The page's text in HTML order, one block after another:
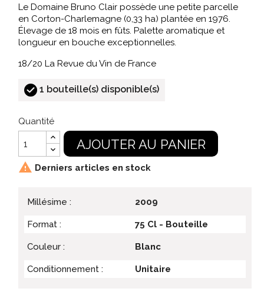
Le Domaine Bruno Clair possède une petite parcelle
en Corton-Charlemagne (0,33 ha) plantée en 1976.
Élevage de 18 mois en fûts. Palette aromatique et
longueur en bouche exceptionnelles.
18/20 La Revue du Vin de France
1 bouteille(s) disponible(s)
Quantité
AJOUTER AU PANIER
 Derniers articles en stock
Millésime : 2009
Format : 75 Cl - Bouteille
Couleur : Blanc
Conditionnement : Unitaire